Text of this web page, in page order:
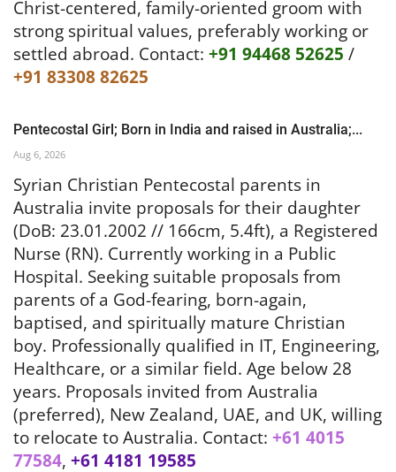
Christ-centered, family-oriented groom with
strong spiritual values, preferably working or
settled abroad. Contact: +91 94468 52625 /
+91 83308 82625
Pentecostal Girl; Born in India and raised in Australia;...
Aug 6, 2026
Syrian Christian Pentecostal parents in
Australia invite proposals for their daughter
(DoB: 23.01.2002 // 166cm, 5.4ft), a Registered
Nurse (RN). Currently working in a Public
Hospital. Seeking suitable proposals from
parents of a God-fearing, born-again,
baptised, and spiritually mature Christian
boy. Professionally qualified in IT, Engineering,
Healthcare, or a similar field. Age below 28
years. Proposals invited from Australia
(preferred), New Zealand, UAE, and UK, willing
to relocate to Australia. Contact: +61 4015
77584, +61 4181 19585